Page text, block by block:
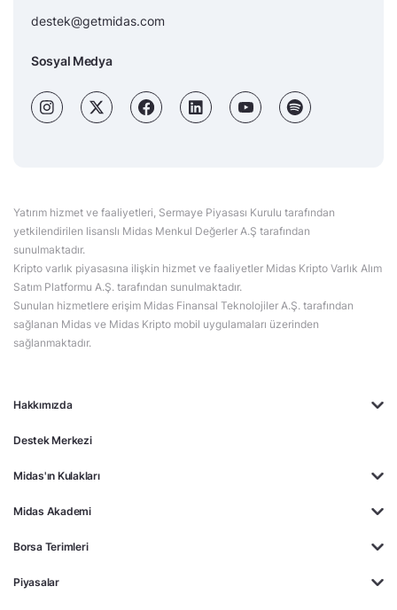
Hakkımızda
Destek Merkezi
Midas'ın Kulakları
Midas Akademi
Borsa Terimleri
Piyasalar
destek@getmidas.com
Sosyal Medya
Yatırım hizmet ve faaliyetleri, Sermaye Piyasası Kurulu tarafından
yetkilendirilen lisanslı Midas Menkul Değerler A.Ş tarafından
sunulmaktadır.
Kripto varlık piyasasına ilişkin hizmet ve faaliyetler Midas Kripto Varlık Alım
Satım Platformu A.Ş. tarafından sunulmaktadır.
Sunulan hizmetlere erişim Midas Finansal Teknolojiler A.Ş. tarafından
sağlanan Midas ve Midas Kripto mobil uygulamaları üzerinden
sağlanmaktadır.